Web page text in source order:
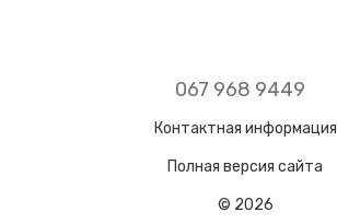
067 968 9449
Контактная информация
Полная версия сайта
© 2026